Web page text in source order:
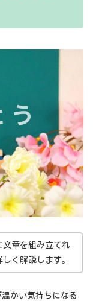
文章を組み立てれ
く解説します。
かい気持ちになる